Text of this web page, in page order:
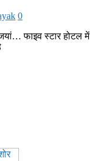
0
फाइव स्टार होटल